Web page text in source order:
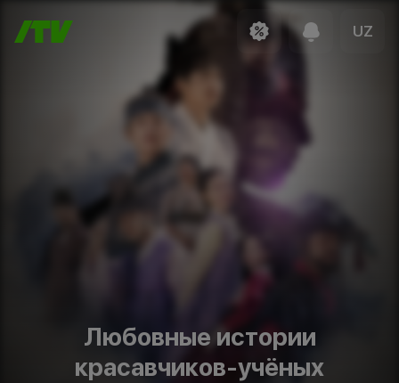
UZ
Любовные истории
красавчиков-учёных